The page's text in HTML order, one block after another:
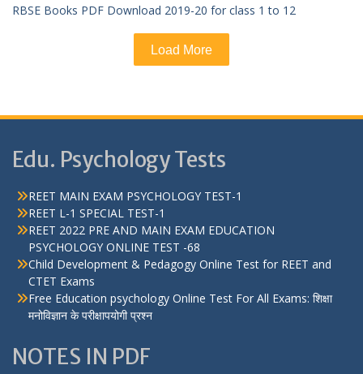
RBSE Books PDF Download 2019-20 for class 1 to 12
Load More
Edu. Psychology Tests
REET MAIN EXAM PSYCHOLOGY TEST-1
REET L-1 SPECIAL TEST-1
REET 2022 PRE AND MAIN EXAM EDUCATION
PSYCHOLOGY ONLINE TEST -68
Child Development & Pedagogy Online Test for REET and
CTET Exams
Free Education psychology Online Test For All Exams: शिक्षा
मनोविज्ञान के परीक्षापयोगी प्रश्न
NOTES IN PDF